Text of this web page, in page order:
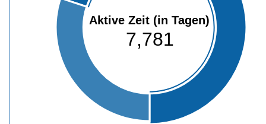
Aktive Zeit (in Tagen)
7,781